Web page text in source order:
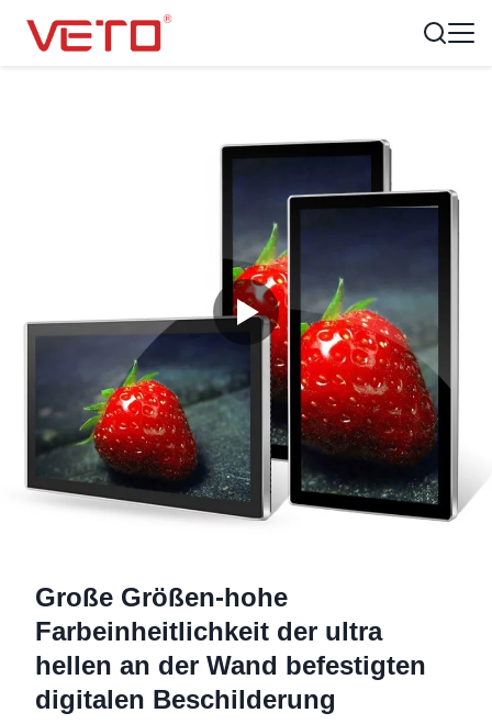
Große Größen-hohe
Farbeinheitlichkeit der ultra
hellen an der Wand befestigten
digitalen Beschilderung